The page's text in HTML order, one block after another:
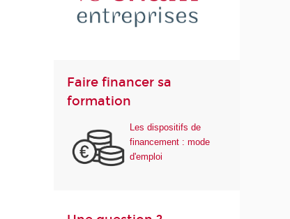
Faire financer sa
formation
Les dispositifs de
financement : mode
d'emploi